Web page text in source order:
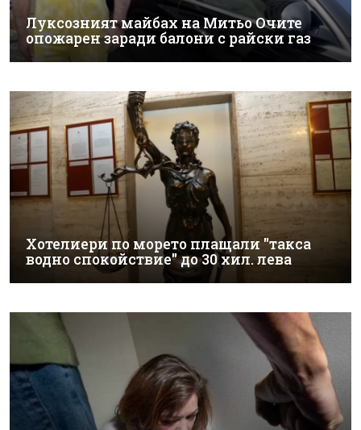
Луксозният майбах на Митьо Очите
опожарен заради балони с райски газ
Хотелиери по морето плащали "такса
водно спокойствие" до 30 хил. лева